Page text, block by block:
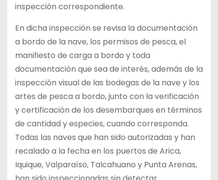
inspección correspondiente.
En dicha inspección se revisa la documentación
a bordo de la nave, los permisos de pesca, el
manifiesto de carga a bordo y toda
documentación que sea de interés, además de la
inspección visual de las bodegas de la nave y los
artes de pesca a bordo, junto con la verificación
y certificación de los desembarques en términos
de cantidad y especies, cuando corresponda.
Todas las naves que han sido autorizadas y han
recalado a la fecha en los puertos de Arica,
Iquique, Valparaíso, Talcahuano y Punta Arenas,